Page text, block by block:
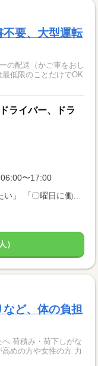
不要、大型運転
の配送（かご車をおし
低限のことだけでOK
ライバー、ドラ
〜17:00
【自己申告シフト】 「平日だけ働きたい」 「〇曜日に働きたい」 など、働き方は自分で選べます。 曜日・時間についてのご希望も 面談の際に教えてくださいね。 ※こちらは中型以上のお仕事の例です
）
ど、体の負担
荷積み・荷下しがな
めの方や女性の方 力